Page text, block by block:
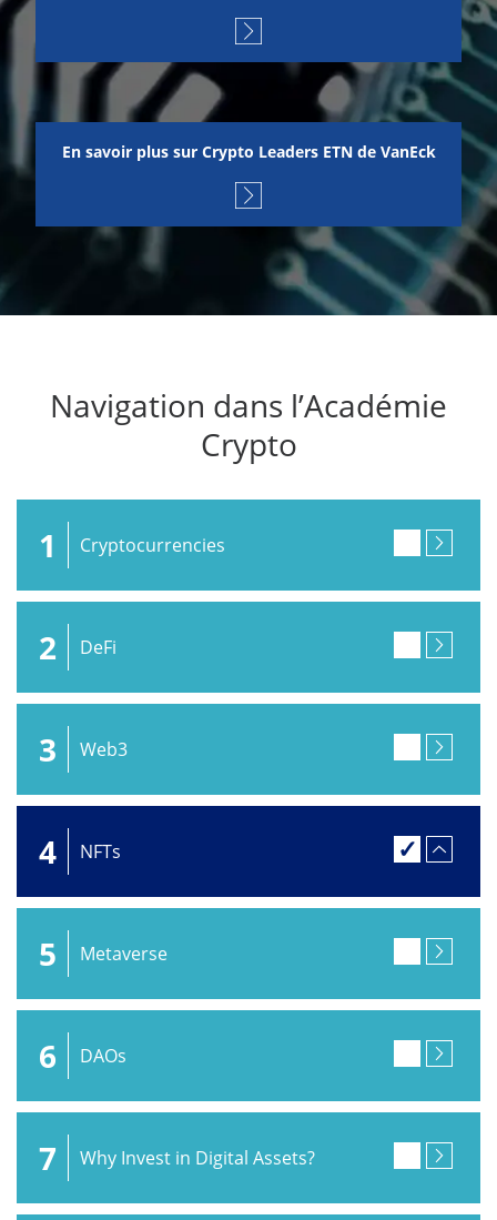
En savoir plus sur Crypto Leaders ETN de VanEck
Navigation dans l’Académie
Crypto
1 Cryptocurrencies
2 DeFi
3 Web3
4 NFTs
5 Metaverse
6 DAOs
7 Why Invest in Digital Assets?